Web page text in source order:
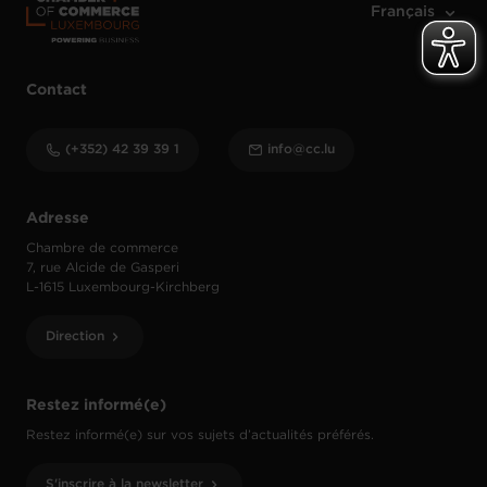
Restez informé(e)
Restez informé(e) sur vos sujets d’actualités préférés.
S'inscrire à la newsletter
Adresse
Chambre de commerce
7, rue Alcide de Gasperi
L-1615 Luxembourg-Kirchberg
Direction
Contact
(+352) 42 39 39 1 info@cc.lu